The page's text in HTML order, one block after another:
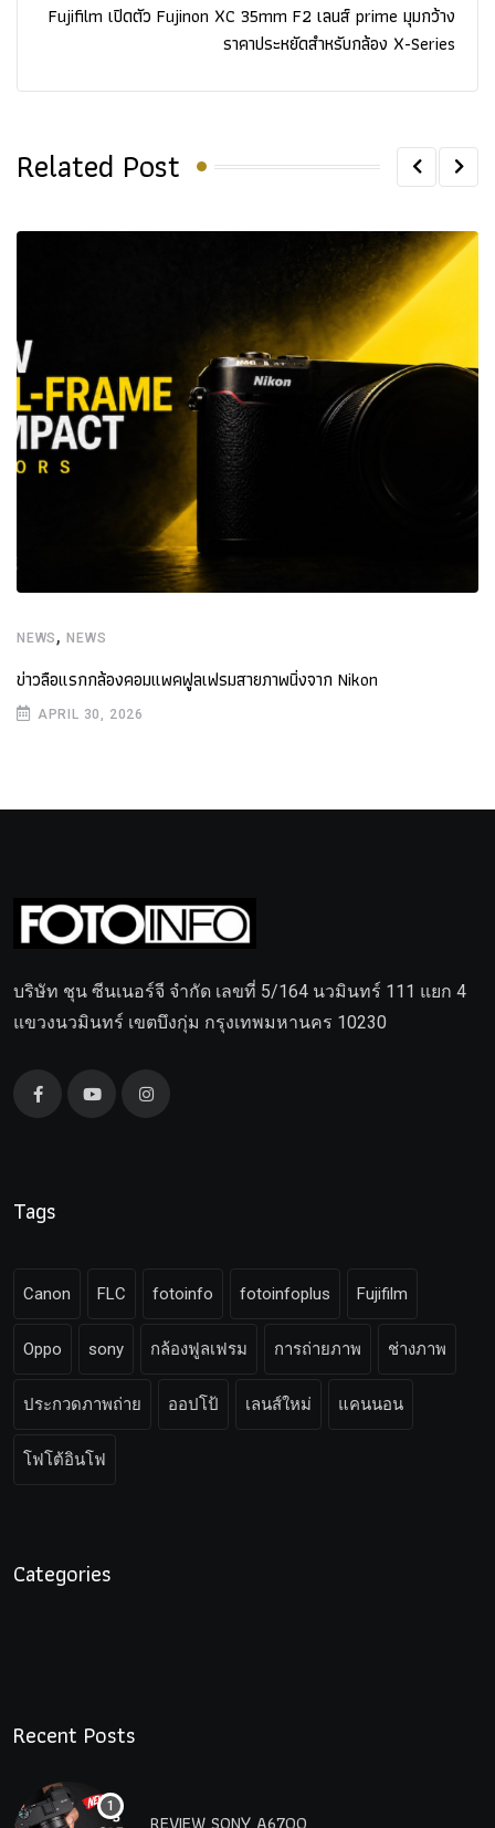
Fujifilm เปิดตัว Fujinon XC 35mm F2 เลนส์ prime มุมกว้าง
ราคาประหยัดสำหรับกล้อง X-Series
Related Post
NEWS ,NEWS
ข่าวลือแรกกล้องคอมแพคฟูลเฟรมสายภาพนิ่งจาก Nikon
APRIL 30, 2026
บริษัท ชุน ซีนเนอร์จี จำกัด เลขที่ 5/164 นวมินทร์ 111 แยก 4
แขวงนวมินทร์ เขตบึงกุ่ม กรุงเทพมหานคร 10230
Tags
Canon FLC fotoinfo fotoinfoplus Fujifilm
Oppo sony กล้องฟูลเฟรม การถ่ายภาพ ช่างภาพ
ประกวดภาพถ่าย ออปโป้ เลนส์ใหม่ แคนนอน
โฟโต้อินโฟ
Categories
Recent Posts